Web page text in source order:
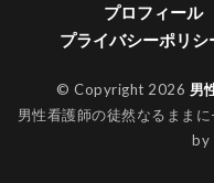
プロフィール
プライバシーポリシ
© Copyright 2026 男
男性看護師の徒然なるまま
by